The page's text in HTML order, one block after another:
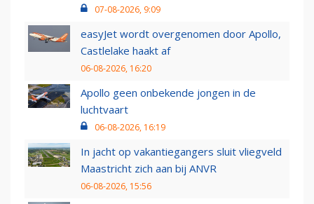
07-08-2026, 9:09
easyJet wordt overgenomen door Apollo,
Castlelake haakt af
06-08-2026, 16:20
Apollo geen onbekende jongen in de
luchtvaart
06-08-2026, 16:19
In jacht op vakantiegangers sluit vliegveld
Maastricht zich aan bij ANVR
06-08-2026, 15:56